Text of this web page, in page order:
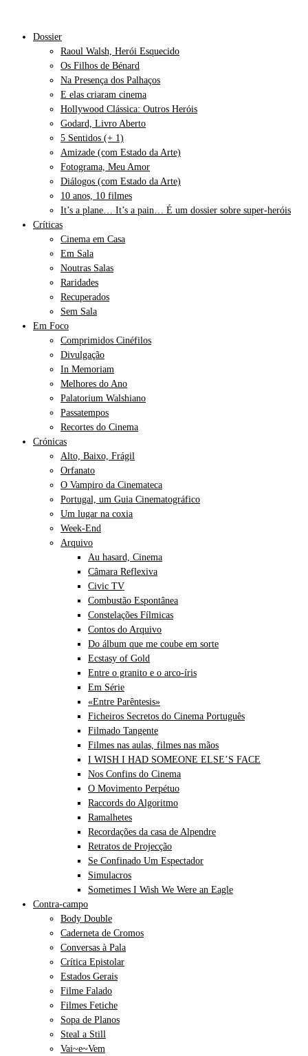
Dossier
Raoul Walsh, Herói Esquecido
Os Filhos de Bénard
Na Presença dos Palhaços
E elas criaram cinema
Hollywood Clássica: Outros Heróis
Godard, Livro Aberto
5 Sentidos (+ 1)
Amizade (com Estado da Arte)
Fotograma, Meu Amor
Diálogos (com Estado da Arte)
10 anos, 10 filmes
It’s a plane… It’s a pain… É um dossier sobre super-heróis
Críticas
Cinema em Casa
Em Sala
Noutras Salas
Raridades
Recuperados
Sem Sala
Em Foco
Comprimidos Cinéfilos
Divulgação
In Memoriam
Melhores do Ano
Palatorium Walshiano
Passatempos
Recortes do Cinema
Crónicas
Alto, Baixo, Frágil
Orfanato
O Vampiro da Cinemateca
Portugal, um Guia Cinematográfico
Um lugar na coxia
Week-End
Arquivo
Au hasard, Cinema
Câmara Reflexiva
Civic TV
Combustão Espontânea
Constelações Fílmicas
Contos do Arquivo
Do álbum que me coube em sorte
Ecstasy of Gold
Entre o granito e o arco-íris
Em Série
«Entre Parêntesis»
Ficheiros Secretos do Cinema Português
Filmado Tangente
Filmes nas aulas, filmes nas mãos
I WISH I HAD SOMEONE ELSE’S FACE
Nos Confins do Cinema
O Movimento Perpétuo
Raccords do Algoritmo
Ramalhetes
Recordações da casa de Alpendre
Retratos de Projecção
Se Confinado Um Espectador
Simulacros
Sometimes I Wish We Were an Eagle
Contra-campo
Body Double
Caderneta de Cromos
Conversas à Pala
Crítica Epistolar
Estados Gerais
Filme Falado
Filmes Fetiche
Sopa de Planos
Steal a Still
Vai~e~Vem